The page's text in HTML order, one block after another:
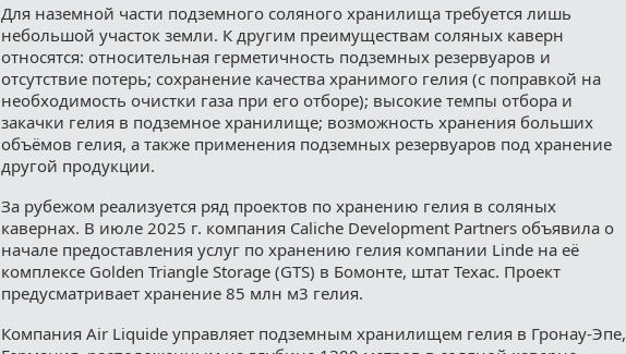
Для наземной части подземного соляного хранилища требуется лишь
небольшой участок земли. К другим преимуществам соляных каверн
относятся: относительная герметичность подземных резервуаров и
отсутствие потерь; сохранение качества хранимого гелия (с поправкой на
необходимость очистки газа при его отборе); высокие темпы отбора и
закачки гелия в подземное хранилище; возможность хранения больших
объёмов гелия, а также применения подземных резервуаров под хранение
другой продукции.
За рубежом реализуется ряд проектов по хранению гелия в соляных
кавернах. В июле 2025 г. компания Caliche Development Partners объявила о
начале предоставления услуг по хранению гелия компании Linde на её
комплексе Golden Triangle Storage (GTS) в Бомонте, штат Техас. Проект
предусматривает хранение 85 млн м3 гелия.
Компания Air Liquide управляет подземным хранилищем гелия в Гронау-Эпе,